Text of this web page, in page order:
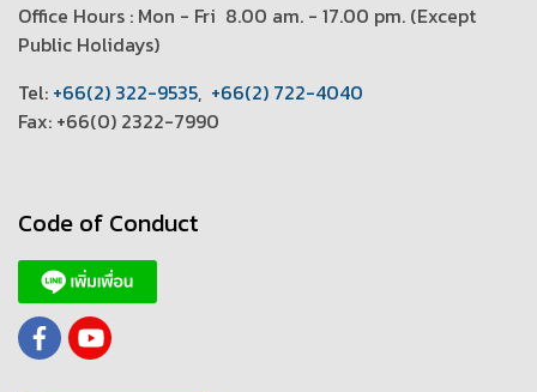
Office Hours : Mon - Fri 8.00 am. - 17.00 pm. (Except
Public Holidays)
Tel: +66(2) 322-9535, +66(2) 722-4040
Fax: +66(0) 2322-7990
Code of Conduct